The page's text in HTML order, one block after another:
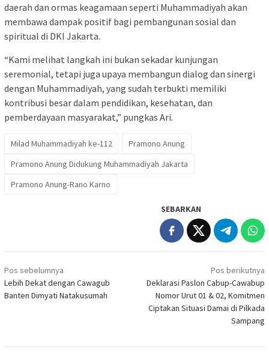
daerah dan ormas keagamaan seperti Muhammadiyah akan
membawa dampak positif bagi pembangunan sosial dan
spiritual di DKI Jakarta.
“Kami melihat langkah ini bukan sekadar kunjungan
seremonial, tetapi juga upaya membangun dialog dan sinergi
dengan Muhammadiyah, yang sudah terbukti memiliki
kontribusi besar dalam pendidikan, kesehatan, dan
pemberdayaan masyarakat,” pungkas Ari.
Milad Muhammadiyah ke-112
Pramono Anung
Pramono Anung Didukung Muhammadiyah Jakarta
Pramono Anung-Rano Karno
SEBARKAN
Navigasi
pos
Pos sebelumnya
Lebih Dekat dengan Cawagub
Banten Dimyati Natakusumah
Pos berikutnya
Deklarasi Paslon Cabup-Cawabup
Nomor Urut 01 & 02, Komitmen
Ciptakan Situasi Damai di Pilkada
Sampang